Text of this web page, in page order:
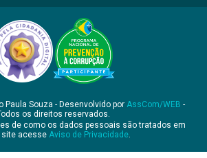
Paula Souza - Desenvolvido por AssCom/WEB -
os direitos reservados.
de como os dados pessoais são tratados em
acesse Aviso de Privacidade.